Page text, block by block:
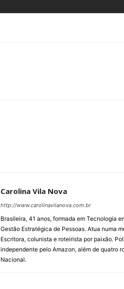
Carolina Vila Nova
http://www.carolinavilanova.com.br
Brasileira, 41 anos, formada em Tecnologia
Gestão Estratégica de Pessoas. Atua numa
Escritora, colunista e roteirista por paixão.
independente pelo Amazon, além de quatro
Nacional.